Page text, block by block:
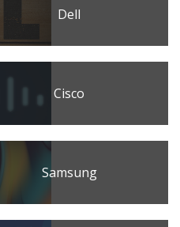
Dell
Cisco
Samsung